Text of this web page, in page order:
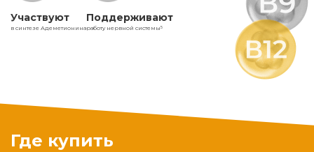
Участвуют
в синтезе Адеметионина
Поддерживают
работу нервной системы5
Где купить